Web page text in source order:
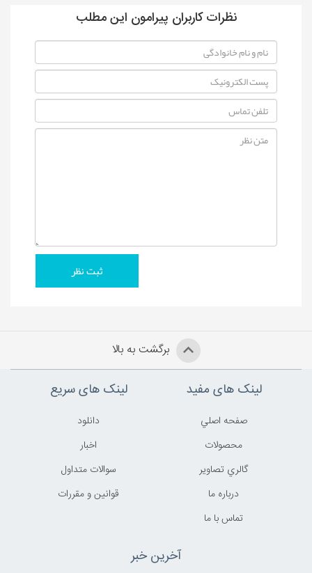
نظرات کاربران پیرامون این مطلب
برگشت به بالا
لینک های مفید
صفحه اصلي
محصولات
گالري تصاوير
درباره ما
تماس با ما
لینک های سریع
دانلود
اخبار
سوالات متداول
قوانين و مقررات
آخرین خبر